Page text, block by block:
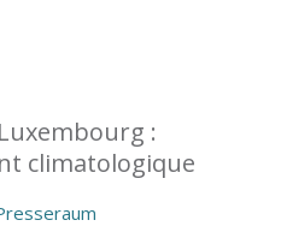
:
climatologique